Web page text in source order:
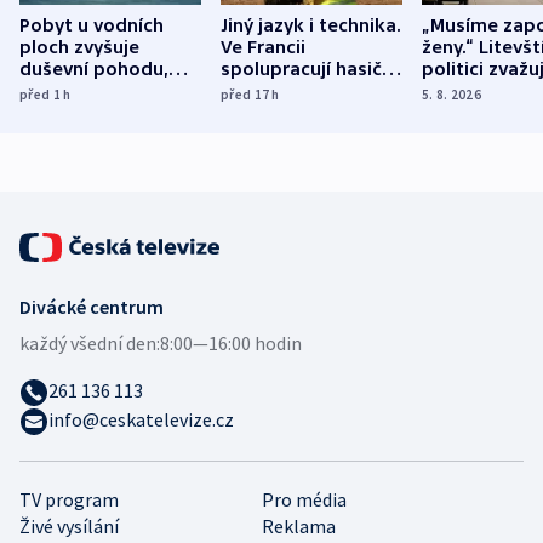
Pobyt u vodních
ploch zvyšuje
duševní pohodu,
ukázala
před 1h
Jiný jazyk i technika.
Ve Francii
spolupracují hasiči z
různých zemí
před 17h
„Musíme
ženy.“
politici
dohodu o
5. 8. 2026
TV program
Pro média
Živé vysílání
Reklama
Divácké centrum
každý všední den:8:00—16:00 hodin
261 136 113
info@ceskatelevize.cz